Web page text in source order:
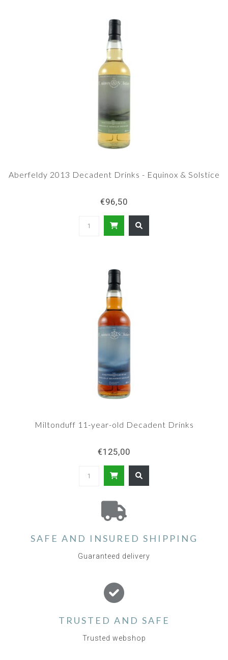
Aberfeldy 2013 Decadent Drinks - Equinox & Solstice
€96,50
Miltonduff 11-year-old Decadent Drinks
€125,00
SAFE AND INSURED SHIPPING
Guaranteed delivery
TRUSTED AND SAFE
Trusted webshop